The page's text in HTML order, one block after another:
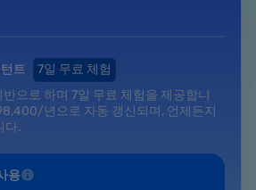
트
7일 무료 체험
으로 하며 7일 무료 체험을 제공합니
/년으로 자동 갱신되며, 언제든지
다.
용